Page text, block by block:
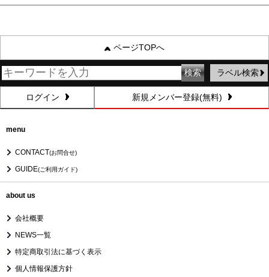
ページTOPへ
ラベル検索
ログイン 新規メンバー登録(無料)
menu
CONTACT(お問合せ)
GUIDE(ご利用ガイド)
about us
会社概要
NEWS一覧
特定商取引法に基づく表示
個人情報保護方針